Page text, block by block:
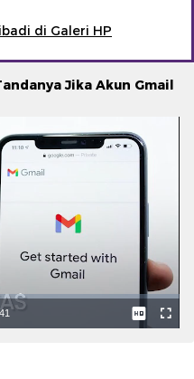
di Galeri HP
Jika Akun Gmail